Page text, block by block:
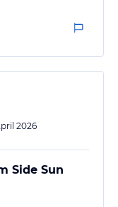
2026
Side Sun